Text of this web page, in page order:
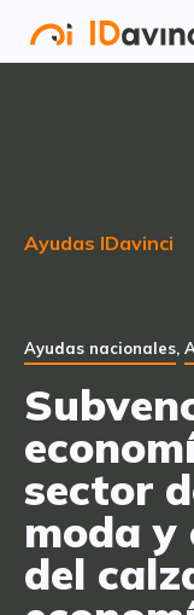
Ayudas IDavinci
Ayudas nacionales,
sector
moda y
del